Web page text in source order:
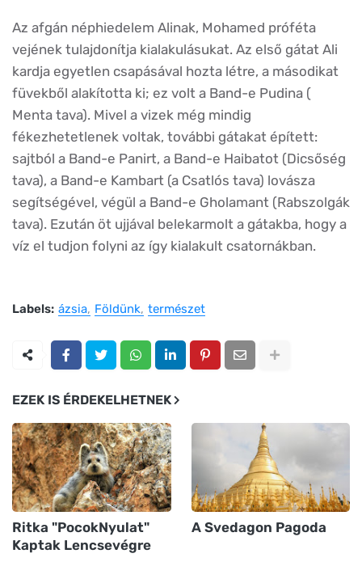
Az afgán néphiedelem Alinak, Mohamed próféta
vejének tulajdonítja kialakulásukat. Az első gátat Ali
kardja egyetlen csapásával hozta létre, a másodikat
füvekből alakította ki; ez volt a Band-e Pudina (
Menta tava). Mivel a vizek még mindig
fékezhetetlenek voltak, további gátakat épített:
sajtból a Band-e Panirt, a Band-e Haibatot (Dicsőség
tava), a Band-e Kambart (a Csatlós tava) lovásza
segítségével, végül a Band-e Gholamant (Rabszolgák
tava). Ezután öt ujjával belekarmolt a gátakba, hogy a
víz el tudjon folyni az így kialakult csatornákban.
Labels: ázsia Földünk természet
EZEK IS ÉRDEKELHETNEK
Ritka "PocokNyulat"
Kaptak Lencsevégre
A Svedagon Pagoda